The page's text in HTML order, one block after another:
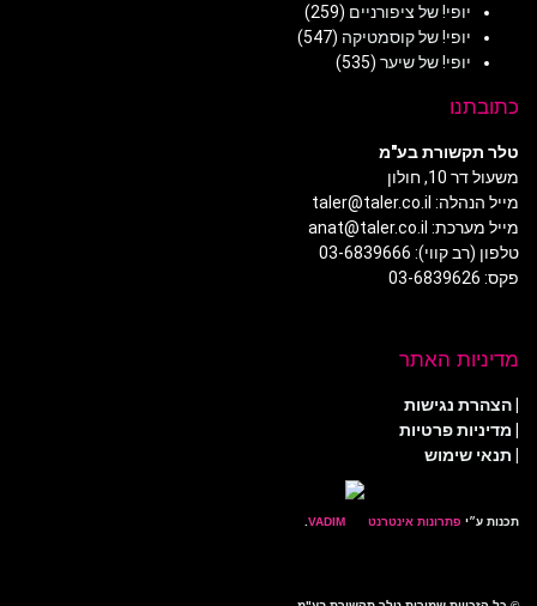
יופי! של ציפורניים (259)
יופי! של קוסמטיקה (547)
יופי! של שיער (535)
כתובתנו
טלר תקשורת בע"מ
משעול דר 10, חולון
מייל הנהלה: taler@taler.co.il
מייל מערכת: anat@taler.co.il
טלפון (רב קווי): 03-6839666
פקס: 03-6839626
מדיניות האתר
|הצהרת נגישות
| מדיניות פרטיות
| תנאי שימוש
תכנות ע״י פתרונות אינטרנט